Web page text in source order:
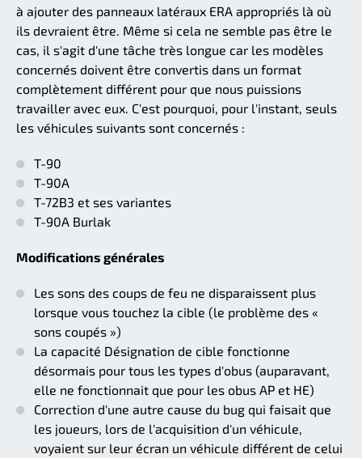
à ajouter des panneaux latéraux ERA appropriés là où
ils devraient être. Même si cela ne semble pas être le
cas, il s'agit d'une tâche très longue car les modèles
concernés doivent être convertis dans un format
complètement différent pour que nous puissions
travailler avec eux. C'est pourquoi, pour l'instant, seuls
les véhicules suivants sont concernés :
T-90
T-90A
T-72B3 et ses variantes
T-90A Burlak
Modifications générales
Les sons des coups de feu ne disparaissent plus
lorsque vous touchez la cible (le problème des «
sons coupés »)
La capacité Désignation de cible fonctionne
désormais pour tous les types d'obus (auparavant,
elle ne fonctionnait que pour les obus AP et HE)
Correction d'une autre cause du bug qui faisait que
les joueurs, lors de l'acquisition d'un véhicule,
voyaient sur leur écran un véhicule différent de celui